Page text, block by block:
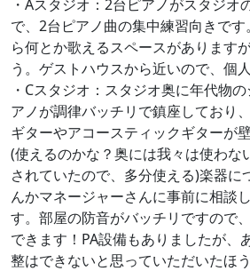
・Aスタジオ：2台ピアノがスタジオ
で、2台ピアノ曲の集中練習向きで
ら何とか歌えるスペースがあります
う。ゲストハウスから近いので、個
・Cスタジオ：スタジオ奥に年代物
アノが調律バッチリで鎮座しており
ギターやアコースティックギターが
(使えるのかな？奥には我々は使わな
されていたので、多分使える)楽器に
んかマネージャーさんに事前に相談
す。部屋の防音がバッチリですので
できます！PA設備もありましたが、
整はできないと思っていただいたほう